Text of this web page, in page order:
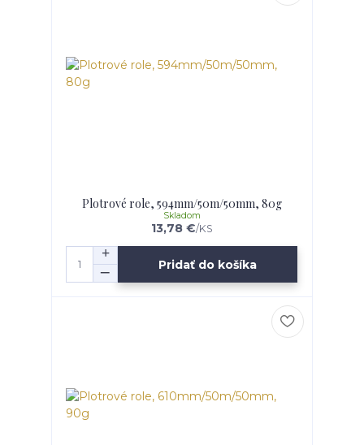
Plotrové role, 594mm/50m/50mm, 80g
13,78 €/KS
Skladom
Pridať do košíka